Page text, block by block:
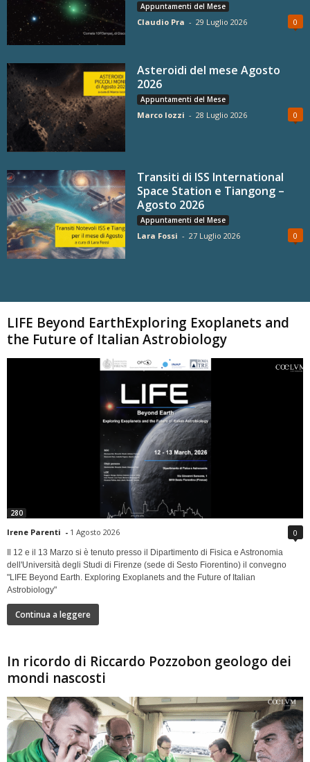
Appuntamenti del Mese
Claudio Pra - 29 Luglio 2026 0
Asteroidi del mese Agosto
2026
Appuntamenti del Mese
Marco Iozzi - 28 Luglio 2026 0
Transiti di ISS International
Space Station e Tiangong –
Agosto 2026
Appuntamenti del Mese
Lara Fossi - 27 Luglio 2026 0
LIFE Beyond EarthExploring Exoplanets and
the Future of Italian Astrobiology
280
Irene Parenti - 1 Agosto 2026 0
Il 12 e il 13 Marzo si è tenuto presso il Dipartimento di Fisica e Astronomia
dell'Università degli Studi di Firenze (sede di Sesto Fiorentino) il convegno
"LIFE Beyond Earth. Exploring Exoplanets and the Future of Italian
Astrobiology"
Continua a leggere
In ricordo di Riccardo Pozzobon geologo dei
mondi nascosti